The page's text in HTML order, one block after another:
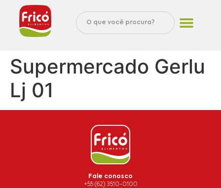
Supermercado Gerlu
Lj 01
Fale conosco
+55 (62) 3510-0100